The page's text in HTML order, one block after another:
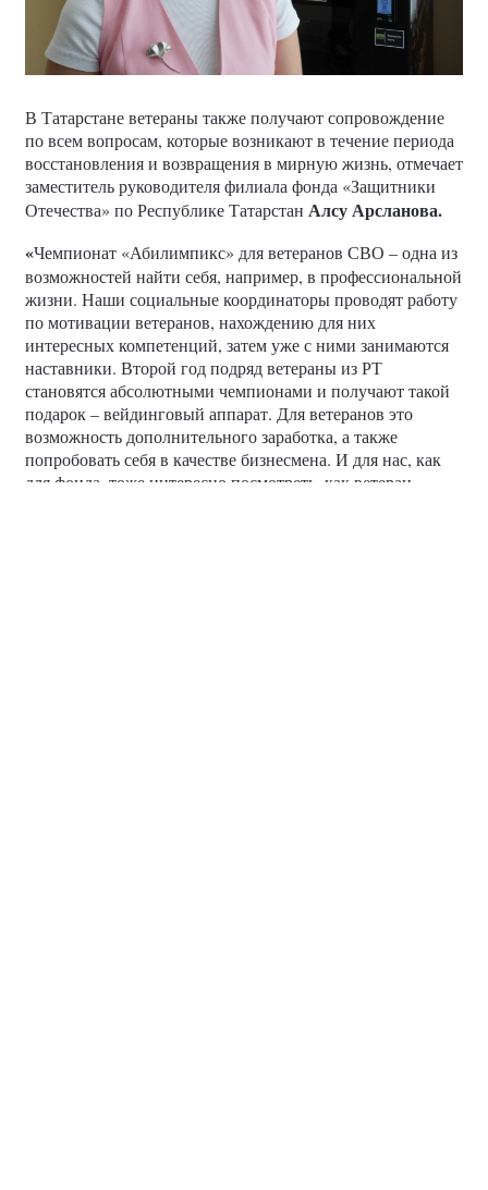
В Татарстане ветераны также получают сопровождение
по всем вопросам, которые возникают в течение периода
восстановления и возвращения в мирную жизнь, отмечает
заместитель руководителя филиала фонда «Защитники
Отечества» по Республике Татарстан Алсу Арсланова.
«Чемпионат «Абилимпикс» для ветеранов СВО – одна из
возможностей найти себя, например, в профессиональной
жизни. Наши социальные координаторы проводят работу
по мотивации ветеранов, нахождению для них
интересных компетенций, затем уже с ними занимаются
наставники. Второй год подряд ветераны из РТ
становятся абсолютными чемпионами и получают такой
подарок – вейдинговый аппарат. Для ветеранов это
возможность дополнительного заработка, а также
попробовать себя в качестве бизнесмена. И для нас, как
для фонда, тоже интересно посмотреть, как ветеран